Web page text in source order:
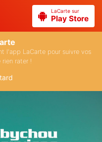
LaCarte sur
Play Store
l'app LaCarte pour suivre vos
rien rater !